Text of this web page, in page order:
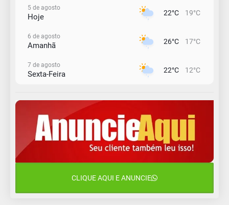
5 de agosto
Hoje 22°C 19°C
6 de agosto
Amanhã 26°C 17°C
7 de agosto
Sexta-Feira 22°C 12°C
Sábado 23°C 11°C
9 de agosto
Domingo
CLIQUE AQUI E ANUNCIE